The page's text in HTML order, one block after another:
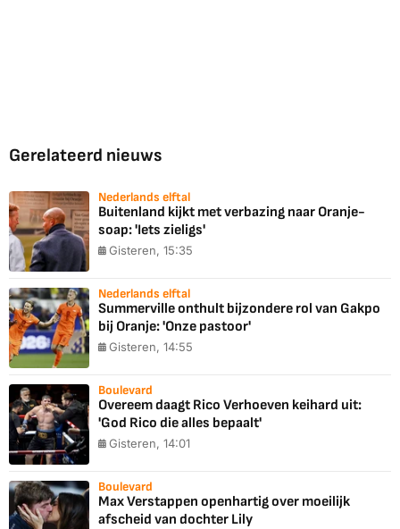
Gerelateerd nieuws
Nederlands elftal
Buitenland kijkt met verbazing naar Oranje-
soap: 'Iets zieligs'
Gisteren, 15:35
Nederlands elftal
Summerville onthult bijzondere rol van Gakpo
bij Oranje: 'Onze pastoor'
Gisteren, 14:55
Boulevard
Overeem daagt Rico Verhoeven keihard uit:
'God Rico die alles bepaalt'
Gisteren, 14:01
Boulevard
Max Verstappen openhartig over moeilijk
afscheid van dochter Lily